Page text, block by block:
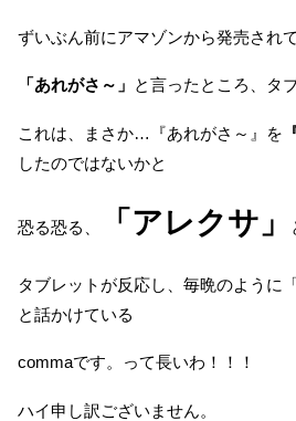
ずいぶん前にアマゾンから発売され
「あれがさ～」 と言ったところ、タ
これは、まさか…『あれがさ～』を
したのではないかと
恐る恐る、 「アレクサ」
タブレットが反応し、毎晩のように
と話かけている
commaです。って長いわ！！！
ハイ申し訳ございません。